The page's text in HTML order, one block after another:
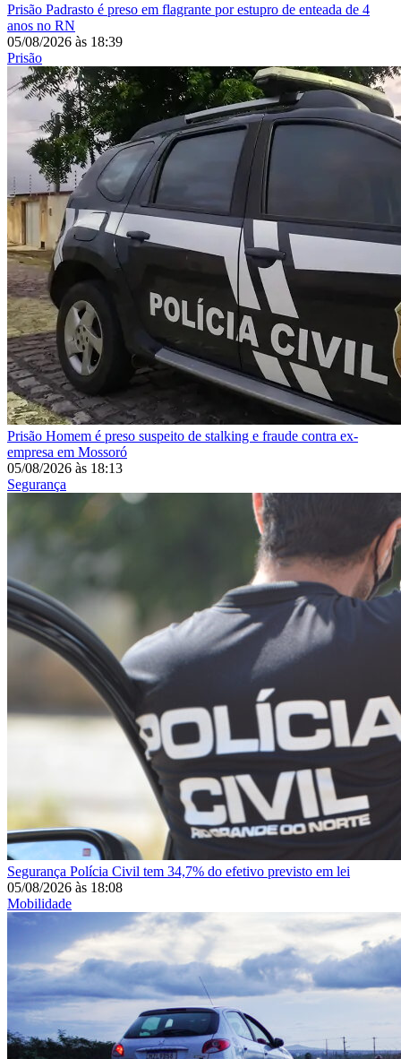
Prisão Padrasto é preso em flagrante por estupro de enteada de 4
anos no RN
05/08/2026 às 18:39
Prisão
Prisão Homem é preso suspeito de stalking e fraude contra ex-
empresa em Mossoró
05/08/2026 às 18:13
Segurança
Segurança Polícia Civil tem 34,7% do efetivo previsto em lei
05/08/2026 às 18:08
Mobilidade